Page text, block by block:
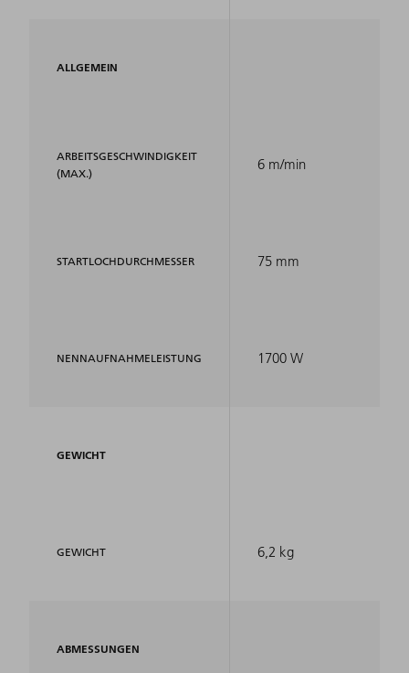
ALLGEMEIN
ARBEITSGESCHWINDIGKEIT
(MAX.)
STARTLOCHDURCHMESSER
NENNAUFNAHMELEISTUNG
GEWICHT
GEWICHT
ABMESSUNGEN
6 m/min
75 mm
1700 W
6,2 kg